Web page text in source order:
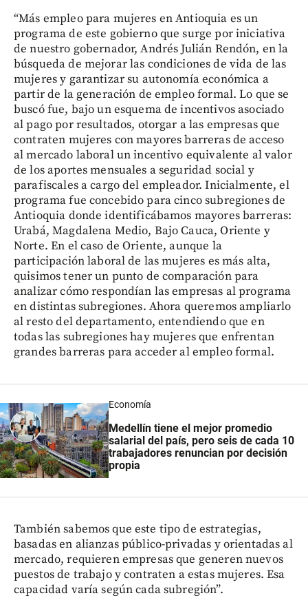
“Más empleo para mujeres en Antioquia es un
programa de este gobierno que surge por iniciativa
de nuestro gobernador, Andrés Julián Rendón, en la
búsqueda de mejorar las condiciones de vida de las
mujeres y garantizar su autonomía económica a
partir de la generación de empleo formal. Lo que se
buscó fue, bajo un esquema de incentivos asociado
al pago por resultados, otorgar a las empresas que
contraten mujeres con mayores barreras de acceso
al mercado laboral un incentivo equivalente al valor
de los aportes mensuales a seguridad social y
parafiscales a cargo del empleador. Inicialmente, el
programa fue concebido para cinco subregiones de
Antioquia donde identificábamos mayores barreras:
Urabá, Magdalena Medio, Bajo Cauca, Oriente y
Norte. En el caso de Oriente, aunque la
participación laboral de las mujeres es más alta,
quisimos tener un punto de comparación para
analizar cómo respondían las empresas al programa
en distintas subregiones. Ahora queremos ampliarlo
al resto del departamento, entendiendo que en
todas las subregiones hay mujeres que enfrentan
grandes barreras para acceder al empleo formal.
Economía
Medellín tiene el mejor promedio
salarial del país, pero seis de cada 10
trabajadores renuncian por decisión
propia
También sabemos que este tipo de estrategias,
basadas en alianzas público-privadas y orientadas al
mercado, requieren empresas que generen nuevos
puestos de trabajo y contraten a estas mujeres. Esa
capacidad varía según cada subregión”.